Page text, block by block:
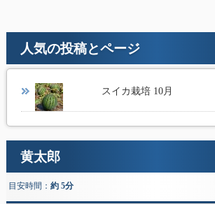
人気の投稿とページ
スイカ栽培 10月
黄太郎
目安時間： 約 5分